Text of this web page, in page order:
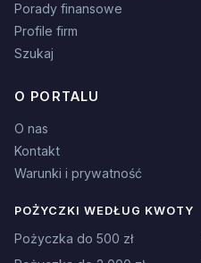
Porady finansowe
Profile firm
Szukaj
O PORTALU
O nas
Kontakt
Warunki i prywatność
POŻYCZKI WEDŁUG KWOTY
Pożyczka do 500 zł